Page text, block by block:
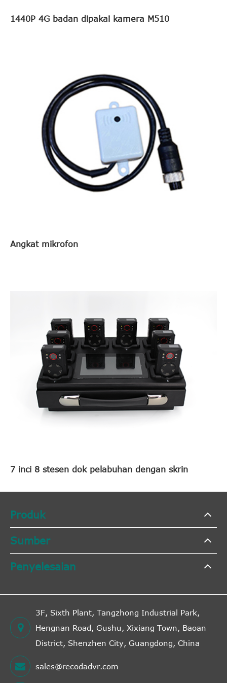
1440P 4G badan dipakai kamera M510
Angkat mikrofon
7 inci 8 stesen dok pelabuhan dengan skrin
Produk
Sumber
Penyelesaian
3F, Sixth Plant, Tangzhong Industrial Park,
Hengnan Road, Gushu, Xixiang Town, Baoan
District, Shenzhen City, Guangdong, China
sales@recodadvr.com